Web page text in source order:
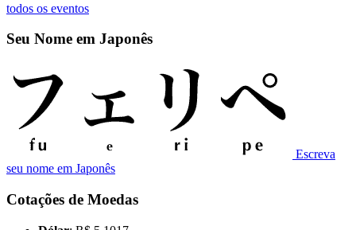
todos os eventos
Seu Nome em Japonês
Escreva
seu nome em Japonês
Cotações de Moedas